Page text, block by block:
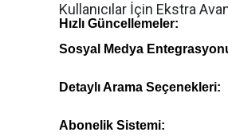
Kullanıcılar İçin Ekstra
Hızlı Güncellemeler:
Sosyal Medya
Detaylı Arama Seçenekleri:
Abonelik Sistemi: